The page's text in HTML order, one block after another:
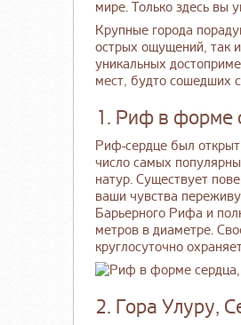
мире. Только здесь вы
Крупные города
острых ощущений, так
уникальных
мест, будто сошедших
1. Риф в форме
Риф-сердце был
число самых
натур. Существует
ваши чувства
Барьерного Рифа и
метров в диаметре.
круглосуточно
2. Гора Улуру,